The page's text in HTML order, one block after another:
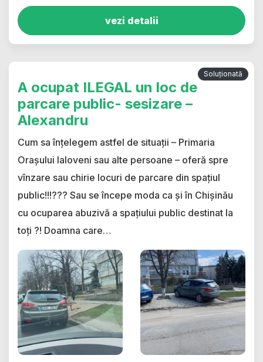
vezi detalii
Soluționată
A ocupat ILEGAL un loc de
parcare public- sesizare –
Alexandru
Cum sa înțelegem astfel de situații – Primaria
Orașului Ialoveni sau alte persoane – oferă spre
vînzare sau chirie locuri de parcare din spațiul
public!!!??? Sau se începe moda ca și în Chișinău
cu ocuparea abuzivă a spațiului public destinat la
toți ?! Doamna care…